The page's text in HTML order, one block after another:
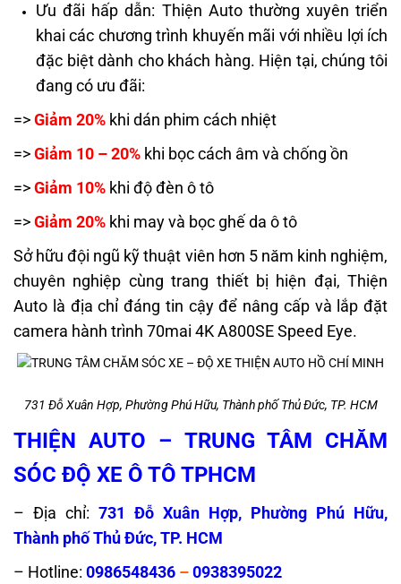
Ưu đãi hấp dẫn: Thiện Auto thường xuyên triển
khai các chương trình khuyến mãi với nhiều lợi ích
đặc biệt dành cho khách hàng. Hiện tại, chúng tôi
đang có ưu đãi:
=>Giảm 20% khi dán phim cách nhiệt
=>Giảm 10 – 20% khi bọc cách âm và chống ồn
=>Giảm 10% khi độ đèn ô tô
=>Giảm 20% khi may và bọc ghế da ô tô
Sở hữu đội ngũ kỹ thuật viên hơn 5 năm kinh nghiệm,
chuyên nghiệp cùng trang thiết bị hiện đại, Thiện
Auto là địa chỉ đáng tin cậy để nâng cấp và lắp đặt
camera hành trình 70mai 4K A800SE Speed Eye.
731 Đỗ Xuân Hợp, Phường Phú Hữu, Thành phố Thủ Đức, TP. HCM
THIỆN AUTO – TRUNG TÂM CHĂM
SÓC ĐỘ XE Ô TÔ TPHCM
– Địa chỉ: 731 Đỗ Xuân Hợp, Phường Phú Hữu,
Thành phố Thủ Đức, TP. HCM
– Hotline: 0986548436 –0938395022